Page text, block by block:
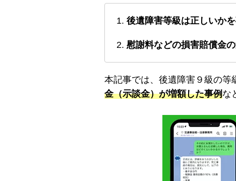
後遺障害等級は正しいか
慰謝料などの損害賠償金
本記事では、後遺障害９級の等
金（示談金）が増額した事例な